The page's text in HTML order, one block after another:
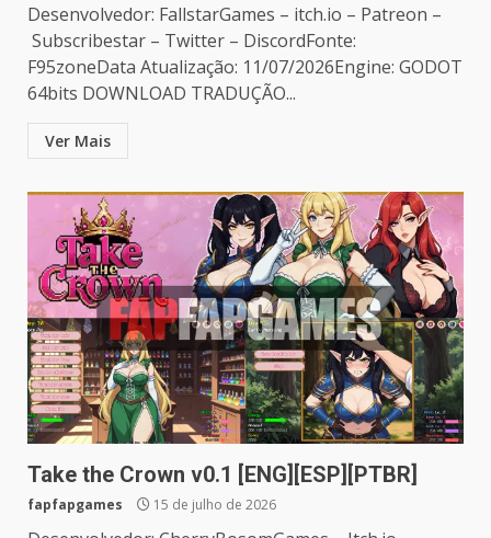
Desenvolvedor: FallstarGames – itch.io – Patreon –
Subscribestar – Twitter – DiscordFonte:
F95zoneData Atualização: 11/07/2026Engine: GODOT
64bits DOWNLOAD TRADUÇÃO...
Ver Mais
Take the Crown v0.1 [ENG][ESP][PTBR]
fapfapgames 15 de julho de 2026